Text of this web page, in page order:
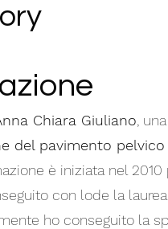
Chiara Giuliano , una
del pavimento pelvico
è iniziata nel 2010
con lode la
ho conseguito la